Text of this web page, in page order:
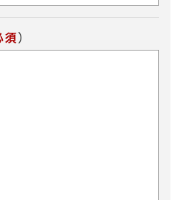
須 ）